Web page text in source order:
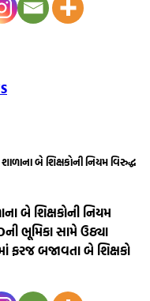
બે શિક્ષકોની નિયમ વિરુદ્ધ
બે શિક્ષકોની નિયમ
ભૂમિકા સામે ઉઠ્યા
ફરજ બજાવતા બે શિક્ષકો